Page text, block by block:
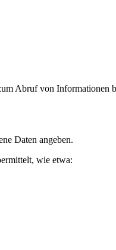
Abruf von Informationen
Daten angeben.
wie etwa: